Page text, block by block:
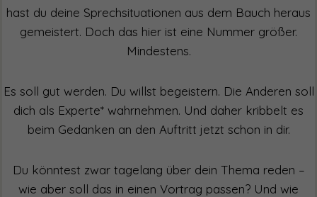
hast du deine Sprechsituationen aus dem Bauch heraus
gemeistert. Doch das hier ist eine Nummer größer.
Mindestens.
Es soll gut werden. Du willst begeistern. Die Anderen soll
dich als Experte* wahrnehmen. Und daher kribbelt es
beim Gedanken an den Auftritt jetzt schon in dir.
Du könntest zwar tagelang über dein Thema reden –
wie aber soll das in einen Vortrag passen? Und wie